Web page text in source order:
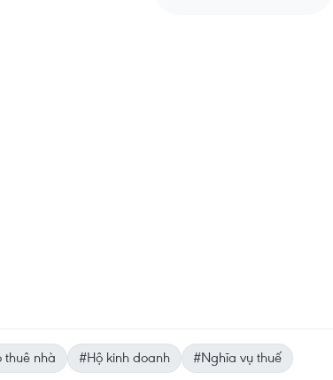
thuê nhà #Hộ kinh doanh #Nghĩa vụ thuế